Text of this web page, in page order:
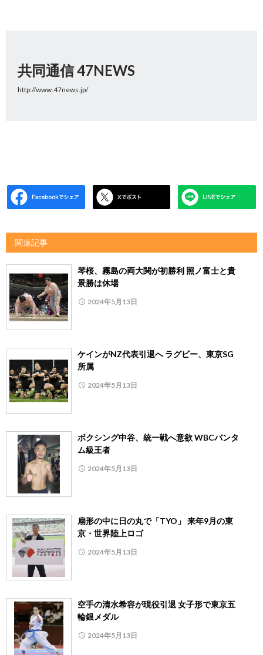
共同通信 47NEWS
http://www.47news.jp/
関連記事
琴桜、霧島の両大関が初勝利 照ノ富士と貴
景勝は休場
2024年5月13日
ケインがNZ代表引退へ ラグビー、東京SG
所属
2024年5月13日
ボクシング中谷、統一戦へ意欲 WBCバンタ
ム級王者
2024年5月13日
扇形の中に日の丸で「TYO」 来年9月の東
京・世界陸上ロゴ
2024年5月13日
空手の清水希容が現役引退 女子形で東京五
輪銀メダル
2024年5月13日